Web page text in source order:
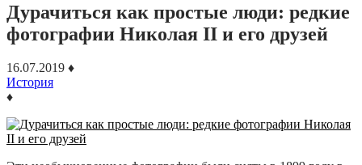
Дурачиться как простые люди: редкие
фотографии Николая II и его друзей
16.07.2019 ♦
История
♦